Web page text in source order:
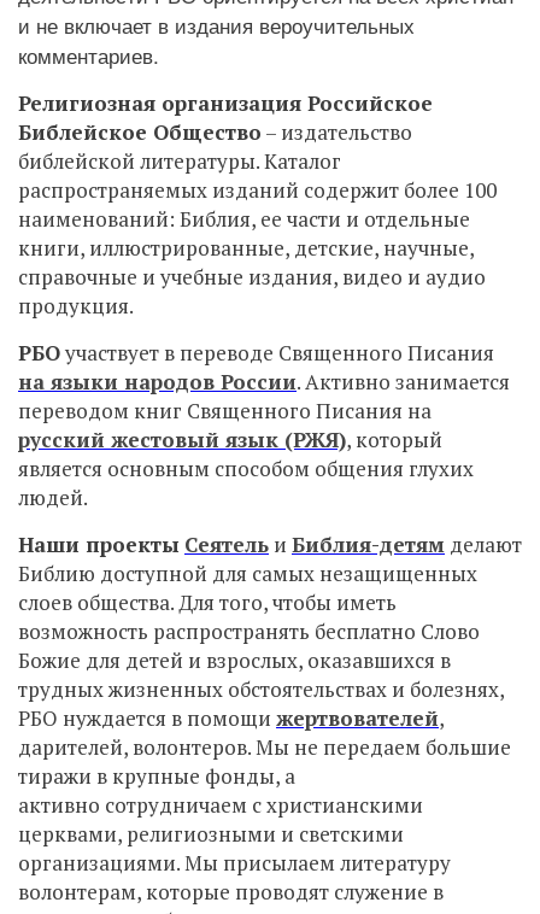
и не включает в издания вероучительных
комментариев.
Религиозная организация Российское
Библейское Общество – издательство
библейской литературы. Каталог
распространяемых изданий содержит более 100
наименований: Библия, ее части и отдельные
книги, иллюстрированные, детские, научные,
справочные и учебные издания, видео и аудио
продукция.
РБОучаствует в переводе Священного Писания
на языки народов России. Активно занимается
переводом книг Священного Писания на
русский жестовый язык (РЖЯ), который
является основным способом общения глухих
людей.
Наши проекты Сеятель и Библия-детям делают
Библию доступной для самых незащищенных
слоев общества. Для того, чтобы иметь
возможность распространять бесплатно Слово
Божие для детей и взрослых, оказавшихся в
трудных жизненных обстоятельствах и болезнях,
РБО нуждается в помощи жертвователей,
дарителей, волонтеров. Мы не передаем большие
тиражи в крупные фонды, а
активно сотрудничаем с христианскими
церквами, религиозными и светскими
организациями. Мы присылаем литературу
волонтерам, которые проводят служение в